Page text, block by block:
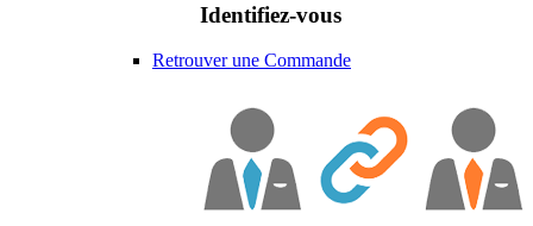
Identifiez-vous
Retrouver une Commande